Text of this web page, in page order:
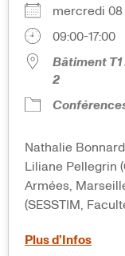
mercredi
09:00-17:00
Bâtiment
2
Nathalie
Liliane Pellegrin
Armées,
(SESSTIM,
Plus d’Infos